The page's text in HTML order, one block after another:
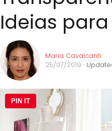
Ideias para
Maria Cavalcanti
25/07/2019 ·
PIN IT